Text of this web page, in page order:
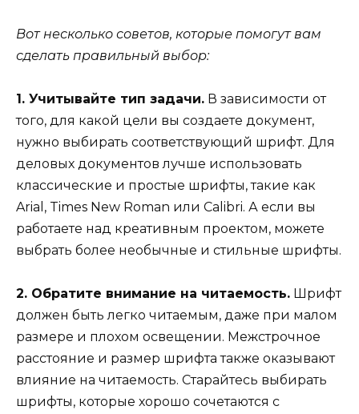
Вот несколько советов, которые помогут вам
сделать правильный выбор:
1. Учитывайте тип задачи. В зависимости от
того, для какой цели вы создаете документ,
нужно выбирать соответствующий шрифт. Для
деловых документов лучше использовать
классические и простые шрифты, такие как
Arial, Times New Roman или Calibri. А если вы
работаете над креативным проектом, можете
выбрать более необычные и стильные шрифты.
2. Обратите внимание на читаемость. Шрифт
должен быть легко читаемым, даже при малом
размере и плохом освещении. Межстрочное
расстояние и размер шрифта также оказывают
влияние на читаемость. Старайтесь выбирать
шрифты, которые хорошо сочетаются с